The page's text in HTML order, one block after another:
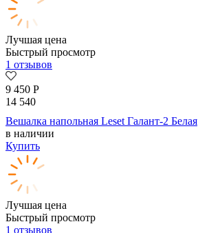
Лучшая цена
Быстрый просмотр
1 отзывов
9 450 Р
14 540
Вешалка напольная Leset Галант-2 Белая
в наличии
Купить
Лучшая цена
Быстрый просмотр
1 отзывов